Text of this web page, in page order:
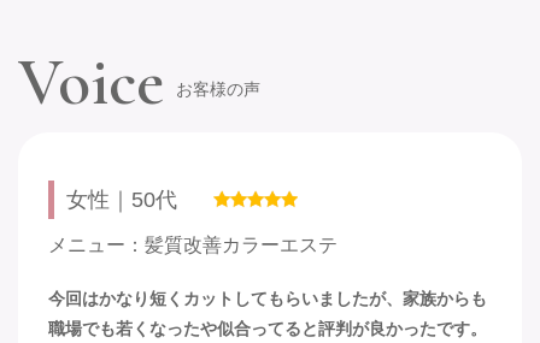
Voice お客様の声
女性｜50代
メニュー：髪質改善カラーエステ
今回はかなり短くカットしてもらいましたが、家族からも
職場でも若くなったや似合ってると評判が良かったです。